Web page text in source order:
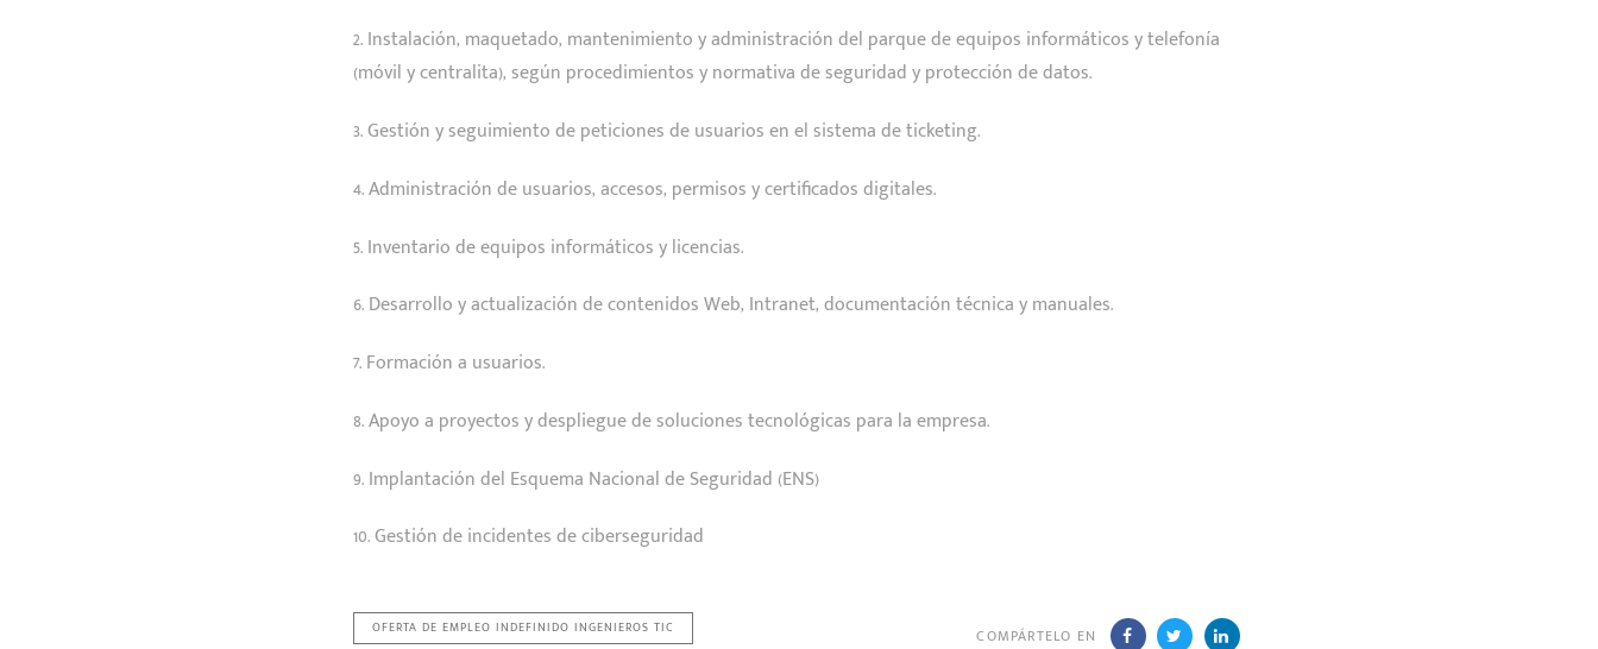
2. Instalación, maquetado, mantenimiento y administración del parque de equipos informáticos y telefonía
(móvil y centralita), según procedimientos y normativa de seguridad y protección de datos.
3. Gestión y seguimiento de peticiones de usuarios en el sistema de ticketing.
4. Administración de usuarios, accesos, permisos y certificados digitales.
5. Inventario de equipos informáticos y licencias.
6. Desarrollo y actualización de contenidos Web, Intranet, documentación técnica y manuales.
7. Formación a usuarios.
8. Apoyo a proyectos y despliegue de soluciones tecnológicas para la empresa.
9. Implantación del Esquema Nacional de Seguridad (ENS)
10. Gestión de incidentes de ciberseguridad
OFERTA DE EMPLEO INDEFINIDO INGENIEROS TIC COMPÁRTELO EN